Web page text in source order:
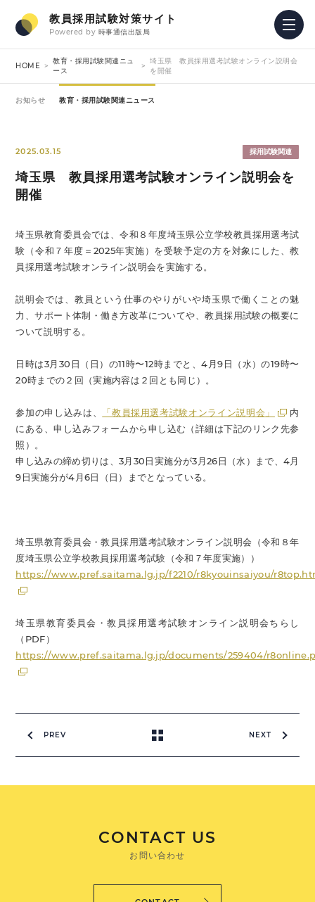
教員採用試験対策サイト
Powered by 時事通信出版局
HOME
教育・採用試験関連ニュ
ース
埼玉県 教員採用選考試験オンライン説明会
を開催
お知らせ 教育・採用試験関連ニュース
2025.03.15 採用試験関連
埼玉県 教員採用選考試験オンライン説明会を
開催
埼玉県教育委員会では、令和８年度埼玉県公立学校教員採用選考試
験（令和７年度＝2025年実施）を受験予定の方を対象にした、教
員採用選考試験オンライン説明会を実施する。
説明会では、教員という仕事のやりがいや埼玉県で働くことの魅
力、サポート体制・働き方改革についてや、教員採用試験の概要に
ついて説明する。
日時は3月30日（日）の11時〜12時までと、4月9日（水）の19時〜
20時までの２回（実施内容は２回とも同じ）。
参加の申し込みは、 「教員採用選考試験オンライン説明会」
内
にある、申し込みフォームから申し込む（詳細は下記のリンク先参
照）。
申し込みの締め切りは、3月30日実施分が3月26日（水）まで、4月
9日実施分が4月6日（日）までとなっている。
埼玉県教育委員会・教員採用選考試験オンライン説明会（令和８年
度埼玉県公立学校教員採用選考試験（令和７年度実施））
https://www.pref.saitama.lg.jp/f2210/r8kyouinsaiyou/
埼玉県教育委員会・教員採用選考試験オンライン説明会ちらし
（PDF）
https://www.pref.saitama.lg.jp/documents/259404/
PREV NEXT
CONTACT US
お問い合わせ